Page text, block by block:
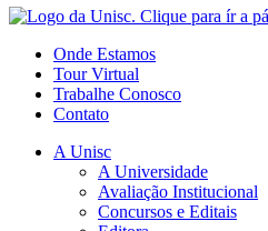
Onde Estamos
Tour Virtual
Trabalhe Conosco
Contato
A Unisc
A Universidade
Avaliação Institucional
Concursos e Editais